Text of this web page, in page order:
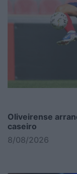
Oliveirense
caseiro
8/08/2026